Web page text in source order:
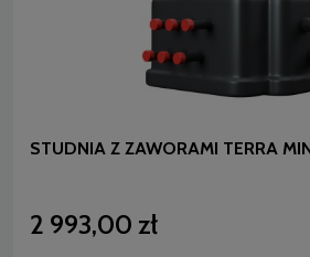
STUDNIA Z ZAWORAMI TERRA
2 993,00 zł